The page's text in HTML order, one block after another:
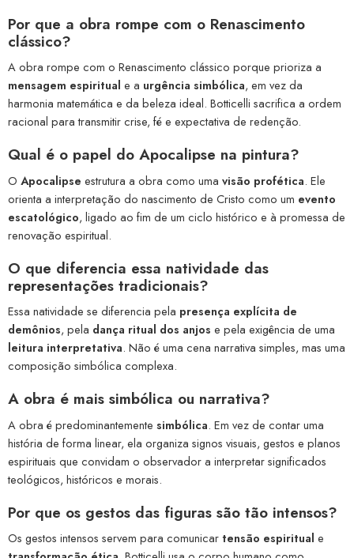
Por que a obra rompe com o Renascimento
clássico?
A obra rompe com o Renascimento clássico porque prioriza a
mensagem espiritual e a urgência simbólica, em vez da
harmonia matemática e da beleza ideal. Botticelli sacrifica a ordem
racional para transmitir crise, fé e expectativa de redenção.
Qual é o papel do Apocalipse na pintura?
O Apocalipse estrutura a obra como uma visão profética. Ele
orienta a interpretação do nascimento de Cristo como um evento
escatológico, ligado ao fim de um ciclo histórico e à promessa de
renovação espiritual.
O que diferencia essa natividade das
representações tradicionais?
Essa natividade se diferencia pela presença explícita de
demônios, pela dança ritual dos anjos e pela exigência de uma
leitura interpretativa. Não é uma cena narrativa simples, mas uma
composição simbólica complexa.
A obra é mais simbólica ou narrativa?
A obra é predominantemente simbólica. Em vez de contar uma
história de forma linear, ela organiza signos visuais, gestos e planos
espirituais que convidam o observador a interpretar significados
teológicos, históricos e morais.
Por que os gestos das figuras são tão intensos?
Os gestos intensos servem para comunicartensão espiritual e